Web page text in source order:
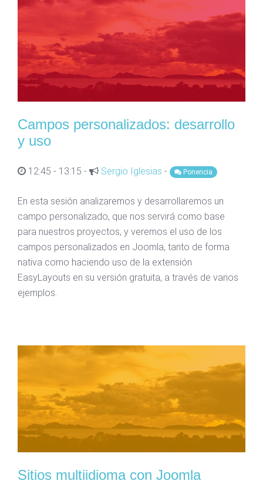
Campos personalizados: desarrollo
y uso
12:45 - 13:15 - Sergio Iglesias - Ponencia
En esta sesión analizaremos y desarrollaremos un
campo personalizado, que nos servirá como base
para nuestros proyectos, y veremos el uso de los
campos personalizados en Joomla, tanto de forma
nativa como haciendo uso de la extensión
EasyLayouts en su versión gratuita, a través de varios
ejemplos.
Sitios multiidioma con Joomla